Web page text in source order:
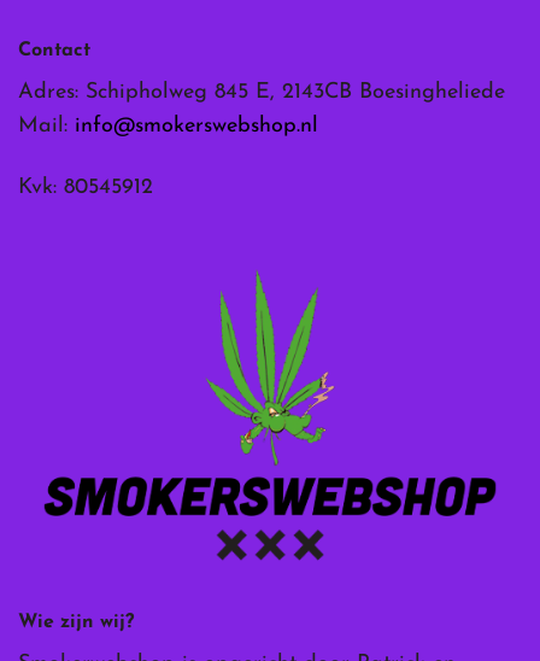
Wie zijn wij?
Contact
Adres: Schipholweg 845 E, 2143CB Boesingheliede
Mail: info@smokerswebshop.nl
Kvk: 80545912